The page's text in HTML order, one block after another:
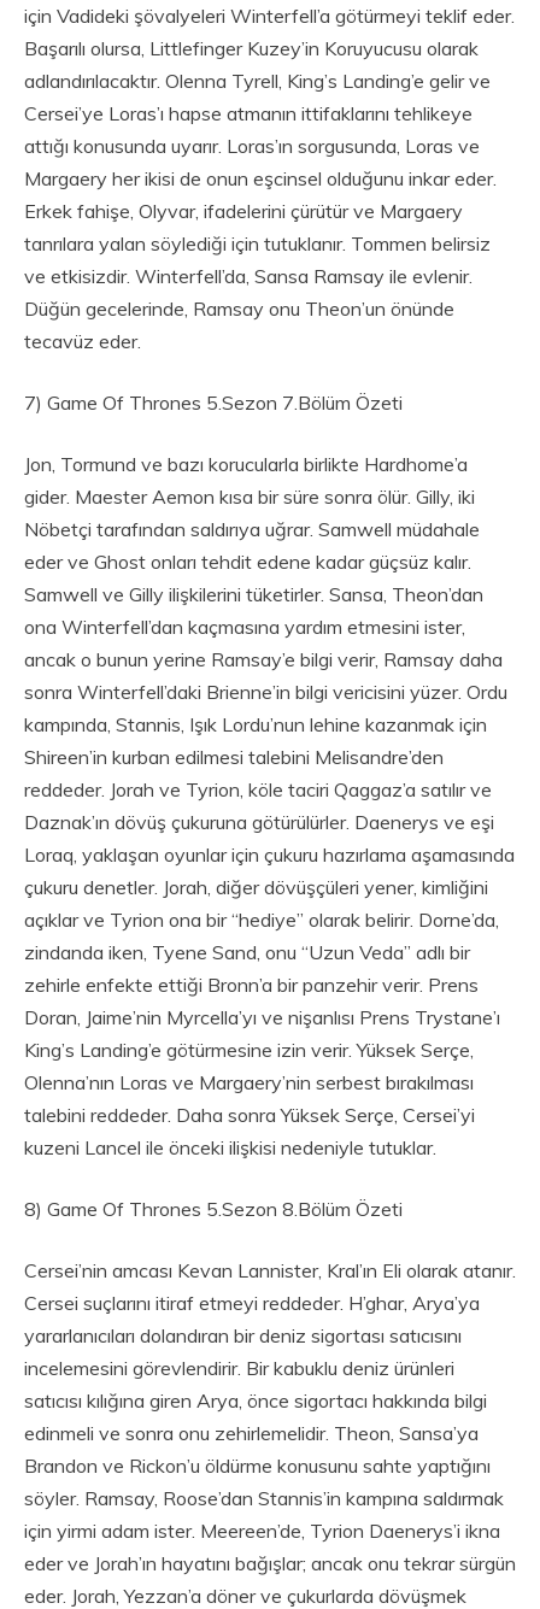
için Vadideki şövalyeleri Winterfell’a götürmeyi teklif eder.
Başarılı olursa, Littlefinger Kuzey’in Koruyucusu olarak
adlandırılacaktır. Olenna Tyrell, King’s Landing’e gelir ve
Cersei’ye Loras’ı hapse atmanın ittifaklarını tehlikeye
attığı konusunda uyarır. Loras’ın sorgusunda, Loras ve
Margaery her ikisi de onun eşcinsel olduğunu inkar eder.
Erkek fahişe, Olyvar, ifadelerini çürütür ve Margaery
tanrılara yalan söylediği için tutuklanır. Tommen belirsiz
ve etkisizdir. Winterfell’da, Sansa Ramsay ile evlenir.
Düğün gecelerinde, Ramsay onu Theon’un önünde
tecavüz eder.
7) Game Of Thrones 5.Sezon 7.Bölüm Özeti
Jon, Tormund ve bazı korucularla birlikte Hardhome’a
gider. Maester Aemon kısa bir süre sonra ölür. Gilly, iki
Nöbetçi tarafından saldırıya uğrar. Samwell müdahale
eder ve Ghost onları tehdit edene kadar güçsüz kalır.
Samwell ve Gilly ilişkilerini tüketirler. Sansa, Theon’dan
ona Winterfell’dan kaçmasına yardım etmesini ister,
ancak o bunun yerine Ramsay’e bilgi verir, Ramsay daha
sonra Winterfell’daki Brienne’in bilgi vericisini yüzer. Ordu
kampında, Stannis, Işık Lordu’nun lehine kazanmak için
Shireen’in kurban edilmesi talebini Melisandre’den
reddeder. Jorah ve Tyrion, köle taciri Qaggaz’a satılır ve
Daznak’ın dövüş çukuruna götürülürler. Daenerys ve eşi
Loraq, yaklaşan oyunlar için çukuru hazırlama aşamasında
çukuru denetler. Jorah, diğer dövüşçüleri yener, kimliğini
açıklar ve Tyrion ona bir “hediye” olarak belirir. Dorne’da,
zindanda iken, Tyene Sand, onu “Uzun Veda” adlı bir
zehirle enfekte ettiği Bronn’a bir panzehir verir. Prens
Doran, Jaime’nin Myrcella’yı ve nişanlısı Prens Trystane’ı
King’s Landing’e götürmesine izin verir. Yüksek Serçe,
Olenna’nın Loras ve Margaery’nin serbest bırakılması
talebini reddeder. Daha sonra Yüksek Serçe, Cersei’yi
kuzeni Lancel ile önceki ilişkisi nedeniyle tutuklar.
8) Game Of Thrones 5.Sezon 8.Bölüm Özeti
Cersei’nin amcası Kevan Lannister, Kral’ın Eli olarak atanır.
Cersei suçlarını itiraf etmeyi reddeder. H’ghar, Arya’ya
yararlanıcıları dolandıran bir deniz sigortası satıcısını
incelemesini görevlendirir. Bir kabuklu deniz ürünleri
satıcısı kılığına giren Arya, önce sigortacı hakkında bilgi
edinmeli ve sonra onu zehirlemelidir. Theon, Sansa’ya
Brandon ve Rickon’u öldürme konusunu sahte yaptığını
söyler. Ramsay, Roose’dan Stannis’in kampına saldırmak
için yirmi adam ister. Meereen’de, Tyrion Daenerys’i ikna
eder ve Jorah’ın hayatını bağışlar; ancak onu tekrar sürgün
eder. Jorah, Yezzan’a döner ve çukurlarda dövüşmek